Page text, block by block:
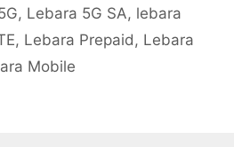
, Lebara 5G SA, lebara
, Lebara Prepaid, Lebara
Mobile